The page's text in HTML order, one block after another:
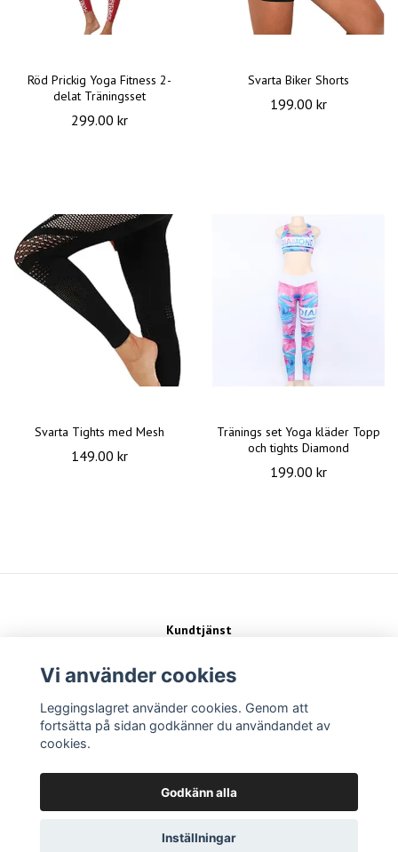
Röd Prickig Yoga Fitness 2-
delat Träningsset
299.00 kr
Svarta Biker Shorts
199.00 kr
Svarta Tights med Mesh
149.00 kr
Tränings set Yoga kläder Topp
och tights Diamond
199.00 kr
Kundtjänst
Köpvillkor
Sociala medier
Vi använder cookies
Leggingslagret använder cookies. Genom att
fortsätta på sidan godkänner du användandet av
cookies.
Godkänn alla
Inställningar